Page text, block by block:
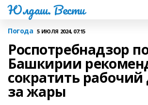
Юлдаш. Вести
Погода 5 ИЮЛЯ 2024, 07:15
Роспотребнадзор
Башкирии
сократить рабочий
за жары